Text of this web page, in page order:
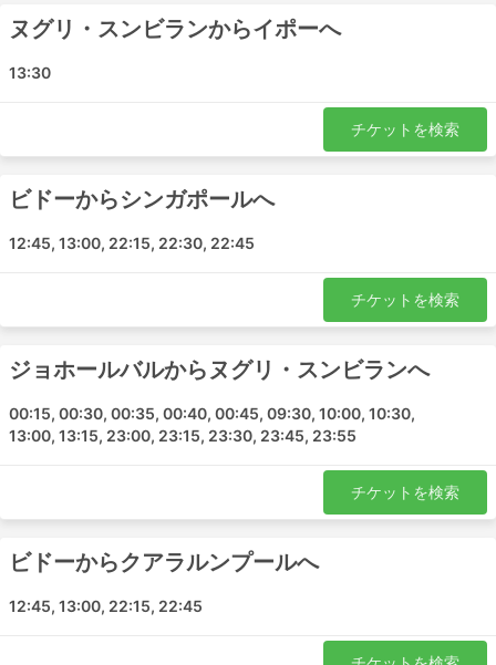
カンパール - シンガポール
ジョホールバル - トゥルック・インタン
カンパール - クアラルンプール
イポー - クアラルンプール
トゥルック・インタン - シンガポール
ペラ - クアラルンプール
ジョホールバル - ヌグリ・スンビラン
ペラ - ジョホールバル
ゴペン - ヌグリ・スンビラン
カンパール - ジョホールバル
クアラルンプール - トゥルック・インタン
ジョホールバル - ビドー
クアラルンプール - カンパール
ヌグリ・スンビランからイポーへ
13:30
チケットを検索
ビドーからシンガポールへ
12:45, 13:00, 22:15, 22:30, 22:45
チケットを検索
ジョホールバルからヌグリ・スンビランへ
00:15, 00:30, 00:35, 00:40, 00:45, 09:30, 10:00, 10:30,
13:00, 13:15, 23:00, 23:15, 23:30, 23:45, 23:55
チケットを検索
ビドーからクアラルンプールへ
12:45, 13:00, 22:15, 22:45